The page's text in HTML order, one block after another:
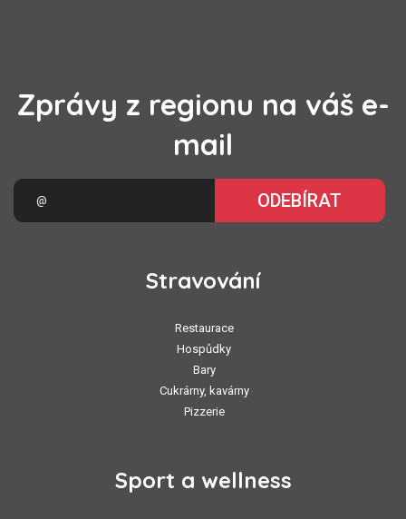
Zprávy z regionu na váš e-
mail
ODEBÍRAT
Stravování
Restaurace
Hospůdky
Bary
Cukrárny, kavárny
Pizzerie
Sport a wellness